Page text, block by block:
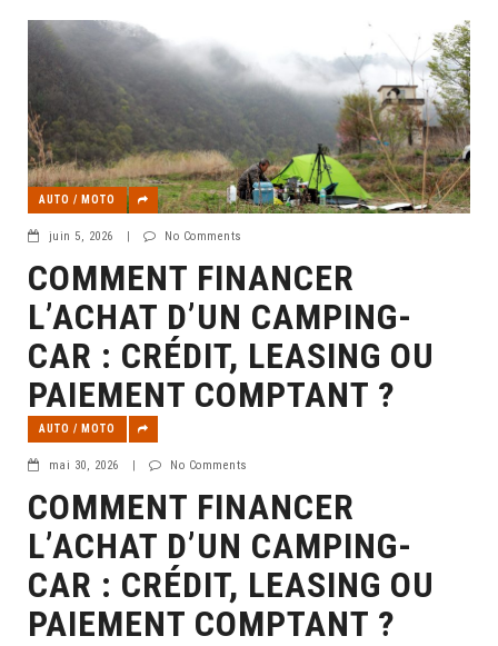
AUTO / MOTO
juin 5, 2026 | No Comments
COMMENT FINANCER
L’ACHAT D’UN CAMPING-
CAR : CRÉDIT, LEASING OU
PAIEMENT COMPTANT ?
AUTO / MOTO
mai 30, 2026 | No Comments
COMMENT FINANCER
L’ACHAT D’UN CAMPING-
CAR : CRÉDIT, LEASING OU
PAIEMENT COMPTANT ?